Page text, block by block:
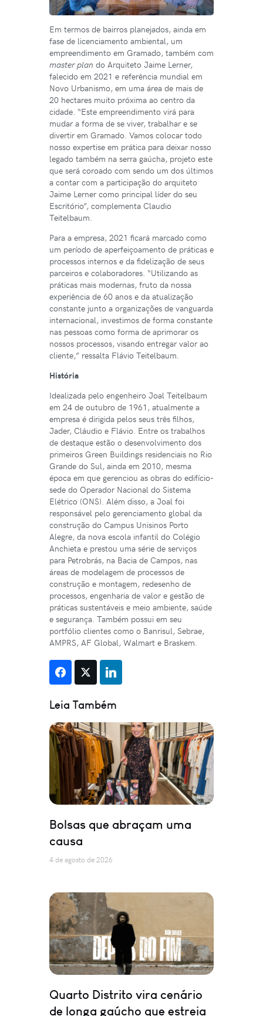
Em termos de bairros planejados, ainda em
fase de licenciamento ambiental, um
empreendimento em Gramado, também com
master plan do Arquiteto Jaime Lerner,
falecido em 2021 e referência mundial em
Novo Urbanismo, em uma área de mais de
20 hectares muito próxima ao centro da
cidade. “Este empreendimento virá para
mudar a forma de se viver, trabalhar e se
divertir em Gramado. Vamos colocar todo
nosso expertise em prática para deixar nosso
legado também na serra gaúcha, projeto este
que será coroado com sendo um dos últimos
a contar com a participação do arquiteto
Jaime Lerner como principal líder do seu
Escritório”, complementa Claudio
Teitelbaum.
Para a empresa, 2021 ficará marcado como
um período de aperfeiçoamento de práticas e
processos internos e da fidelização de seus
parceiros e colaboradores. “Utilizando as
práticas mais modernas, fruto da nossa
experiência de 60 anos e da atualização
constante junto a organizações de vanguarda
internacional, investimos de forma constante
nas pessoas como forma de aprimorar os
nossos processos, visando entregar valor ao
cliente,” ressalta Flávio Teitelbaum.
História
Idealizada pelo engenheiro Joal Teitelbaum
em 24 de outubro de 1961, atualmente a
empresa é dirigida pelos seus três filhos,
Jader, Cláudio e Flávio. Entre os trabalhos
de destaque estão o desenvolvimento dos
primeiros Green Buildings residenciais no Rio
Grande do Sul, ainda em 2010, mesma
época em que gerenciou as obras do edifício-
sede do Operador Nacional do Sistema
Elétrico (ONS). Além disso, a Joal foi
responsável pelo gerenciamento global da
construção do Campus Unisinos Porto
Alegre, da nova escola infantil do Colégio
Anchieta e prestou uma série de serviços
para Petrobrás, na Bacia de Campos, nas
áreas de modelagem de processos de
construção e montagem, redesenho de
processos, engenharia de valor e gestão de
práticas sustentáveis e meio ambiente, saúde
e segurança. Também possui em seu
portfólio clientes como o Banrisul, Sebrae,
AMPRS, AF Global, Walmart e Braskem.
Leia Também
Bolsas que abraçam uma
causa
4 de agosto de 2026
Quarto Distrito vira cenário
de longa gaúcho que estreia